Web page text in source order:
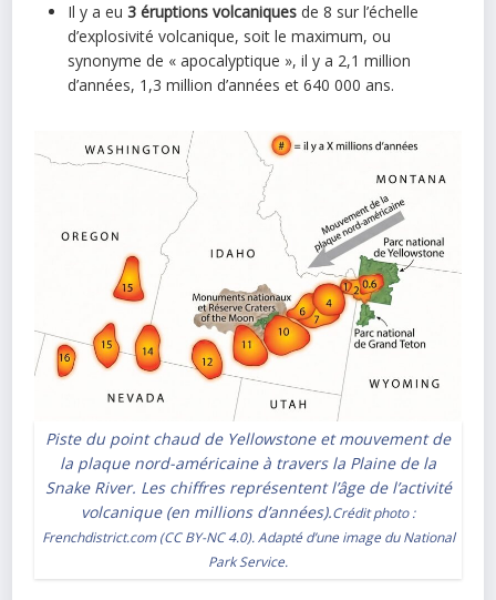
Il y a eu3 éruptions volcaniques de 8 sur l’échelle
d’explosivité volcanique, soit le maximum, ou
synonyme de « apocalyptique », il y a 2,1 million
d’années, 1,3 million d’années et 640 000 ans.
Piste du point chaud de Yellowstone et mouvement de
la plaque nord-américaine à travers la Plaine de la
Snake River. Les chiffres représentent l’âge de l’activité
volcanique (en millions d’années).Crédit photo :
Frenchdistrict.com(CC BY-NC 4.0). Adapté d’une image duNational
Park Service.